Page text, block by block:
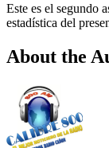
Este es el segundo
estadística del
About the